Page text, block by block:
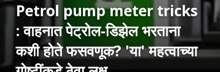
Petrol pump meter tricks
: वाहनात पेट्रोल-डिझेल भरताना
कशी होते फसवणूक? 'या' महत्वाच्या